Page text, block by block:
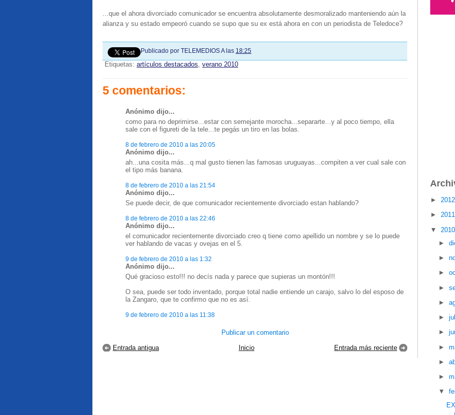
...que el ahora divorciado comunicador se encuentra absolutamente desmoralizado manteniendo aún la
alianza y su estado empeoró cuando se supo que su ex está ahora en con un periodista de Teledoce?
Publicado por TELEMEDIOSA las 18:25
Etiquetas: artículos destacados, verano 2010
5 comentarios:
Anónimo dijo...
como para no deprimirse...estar con semejante morocha...separarte...y al poco tiempo, ella
sale con el figureti de la tele...te pegás un tiro en las bolas.
8 de febrero de 2010 a las 20:05
Anónimo dijo...
ah...una cosita más...q mal gusto tienen las famosas uruguayas...compiten a ver cual sale con
el tipo más banana.
8 de febrero de 2010 a las 21:54
Anónimo dijo...
Se puede decir, de que comunicador recientemente divorciado estan hablando?
8 de febrero de 2010 a las 22:46
Anónimo dijo...
el comunicador recientemente divorciado creo q tiene como apellido un nombre y se lo puede
ver hablando de vacas y ovejas en el 5.
9 de febrero de 2010 a las 1:32
Anónimo dijo...
Qué gracioso esto!!! no decís nada y parece que supieras un montón!!!
O sea, puede ser todo inventado, porque total nadie entiende un carajo, salvo lo del esposo de
la Zangaro, que te confirmo que no es así.
9 de febrero de 2010 a las 11:38
Publicar un comentario
Entrada más reciente
Entrada antigua Inicio
►
►
▼
►
►
►
►
►
►
►
►
►
►
▼